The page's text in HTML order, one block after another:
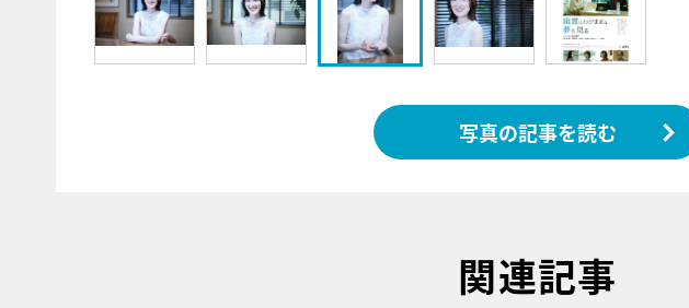
写真の記事を読む
関連記事